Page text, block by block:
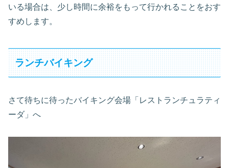
いる場合は、少し時間に余裕をもって行かれることをおす
すめします。
ランチバイキング
さて待ちに待ったバイキング会場「レストランチュラティ
ーダ」へ